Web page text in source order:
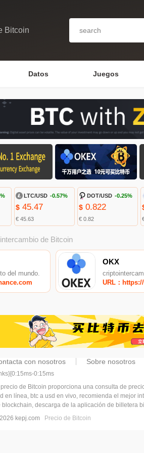
Bitcoin
Datos Juegos
LTC/USD -0.57%
$45.47
€ 45.63
DOT/USD -0.25%
$0.822
€ 0.82
de Bitcoin
del mundo.
OKX
URL：
con nosotros Sobre nosotros
0:15ms
precio de Bitcoin proporciona una consulta de
en línea, btc a usd en vivo, recomienda el mejor
blockchain, descarga de la aplicación de billetera
kepj.com
Precio de Bitcoin